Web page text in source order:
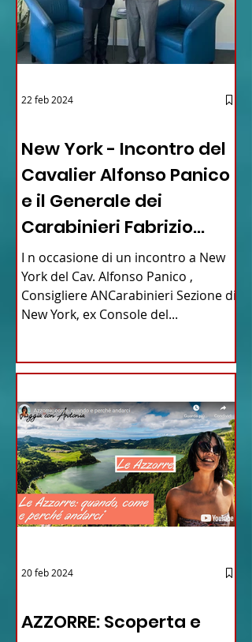
New York - Incontro del
Cavalier Alfonso Panico
e il Generale dei
Carabinieri Fabrizio
Parrulli
I n occasione di un incontro a New
York del Cav. Alfonso Panico ,
Consigliere ANCarabinieri Sezione di
New York, ex Console del...
22 feb 2024
AZZORRE: Scoperta e
20 feb 2024